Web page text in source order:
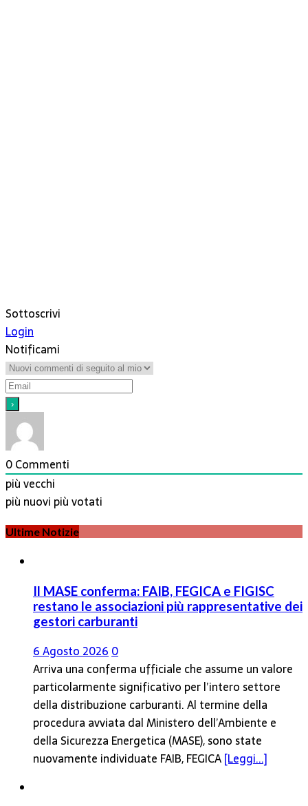
Sottoscrivi
Login
Notificami
0Commenti
più vecchi
più nuovi più votati
Ultime Notizie
Il MASE conferma: FAIB, FEGICA e FIGISC
restano le associazioni più rappresentative dei
gestori carburanti
6 Agosto 2026 0
Arriva una conferma ufficiale che assume un valore
particolarmente significativo per l’intero settore
della distribuzione carburanti. Al termine della
procedura avviata dal Ministero dell’Ambiente e
della Sicurezza Energetica (MASE), sono state
nuovamente individuate FAIB, FEGICA[Leggi...]